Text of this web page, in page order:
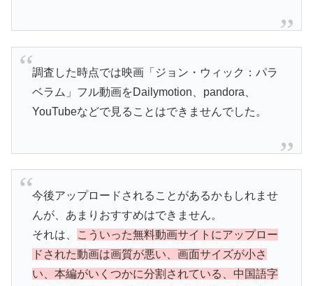
調査した時点では映画「ジョン・ウィック：パラ
ベラム」フル動画をDailymotion、pandora、
YouTubeなどで見ることはできませんでした。
今後アップロードされることがあるかもしれませ
んが、あまりおすすめはできません。
それは、
こういった無料動画サイトにアップロー
ドされた動画は画質が悪い、画面サイズが小さ
い、本編がいくつかに分割されている、中国語字